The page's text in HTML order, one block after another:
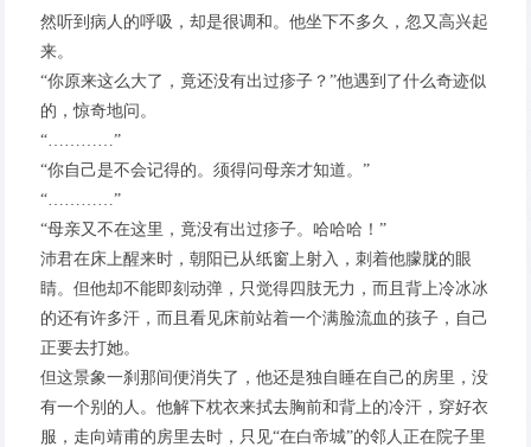
然听到病人的呼吸，却是很调和。他坐下不多久，忽又高兴起
来。
“你原来这么大了，竟还没有出过疹子？”他遇到了什么奇迹似
的，惊奇地问。
“…………”
“你自己是不会记得的。须得问母亲才知道。”
“…………”
“母亲又不在这里，竟没有出过疹子。哈哈哈！”
沛君在床上醒来时，朝阳已从纸窗上射入，刺着他朦胧的眼
睛。但他却不能即刻动弹，只觉得四肢无力，而且背上冷冰冰
的还有许多汗，而且看见床前站着一个满脸流血的孩子，自己
正要去打她。
但这景象一刹那间便消失了，他还是独自睡在自己的房里，没
有一个别的人。他解下枕衣来拭去胸前和背上的冷汗，穿好衣
服，走向靖甫的房里去时，只见“在白帝城”的邻人正在院子里